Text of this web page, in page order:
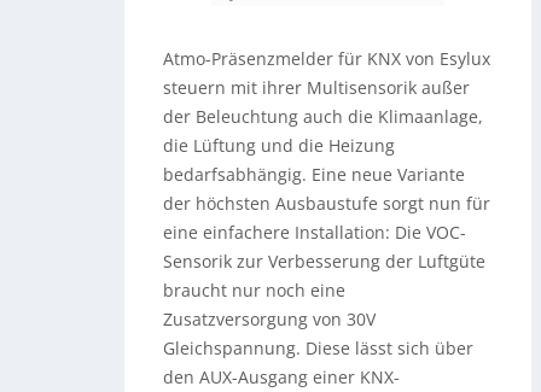
Atmo-Präsenzmelder für KNX von Esylux
steuern mit ihrer Multisensorik außer
der Beleuchtung auch die Klimaanlage,
die Lüftung und die Heizung
bedarfsabhängig. Eine neue Variante
der höchsten Ausbaustufe sorgt nun für
eine einfachere Installation: Die VOC-
Sensorik zur Verbesserung der Luftgüte
braucht nur noch eine
Zusatzversorgung von 30V
Gleichspannung. Diese lässt sich über
den AUX-Ausgang einer KNX-